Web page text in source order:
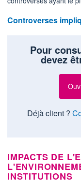
Controverses
Pour
devez
Déjà client ?
IMPACTS DE
INSTITUTIONS